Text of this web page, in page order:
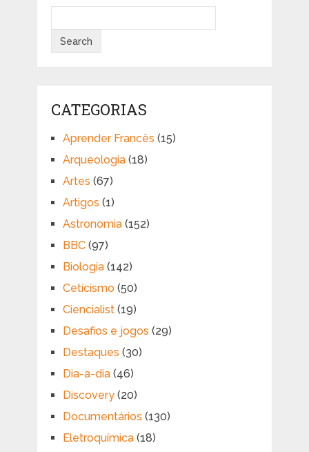
CATEGORIAS
Aprender Francês (15)
Arqueologia(18)
Artes (67)
Artigos (1)
Astronomia(152)
BBC(97)
Biologia(142)
Ceticismo (50)
Ciencialist(19)
Desafios e jogos (29)
Destaques (30)
Dia-a-dia(46)
Discovery(20)
Documentários (130)
Eletroquímica(18)